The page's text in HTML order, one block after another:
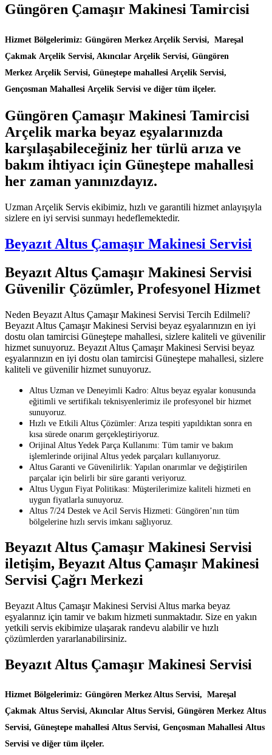
Güngören Çamaşır Makinesi Tamircisi
Hizmet Bölgelerimiz: Güngören Merkez Arçelik Servisi, Mareşal
Çakmak Arçelik Servisi, Akıncılar Arçelik Servisi, Güngören
Merkez Arçelik Servisi, Güneştepe mahallesi Arçelik Servisi,
Gençosman Mahallesi Arçelik Servisi ve diğer tüm ilçeler.
Güngören Çamaşır Makinesi Tamircisi
Arçelik marka beyaz eşyalarınızda
karşılaşabileceğiniz her türlü arıza ve
bakım ihtiyacı için Güneştepe mahallesi
her zaman yanınızdayız.
Uzman Arçelik Servis ekibimiz, hızlı ve garantili hizmet anlayışıyla
sizlere en iyi servisi sunmayı hedeflemektedir.
Beyazıt Altus Çamaşır Makinesi Servisi
Beyazıt Altus Çamaşır Makinesi Servisi
Güvenilir Çözümler, Profesyonel Hizmet
Neden Beyazıt Altus Çamaşır Makinesi Servisi Tercih Edilmeli?
Beyazıt Altus Çamaşır Makinesi Servisi beyaz eşyalarınızın en iyi
dostu olan tamircisi Güneştepe mahallesi, sizlere kaliteli ve güvenilir
hizmet sunuyoruz. Beyazıt Altus Çamaşır Makinesi Servisi beyaz
eşyalarınızın en iyi dostu olan tamircisi Güneştepe mahallesi, sizlere
kaliteli ve güvenilir hizmet sunuyoruz.
Altus Uzman ve Deneyimli Kadro: Altus beyaz eşyalar konusunda
eğitimli ve sertifikalı teknisyenlerimiz ile profesyonel bir hizmet
sunuyoruz.
Hızlı ve Etkili Altus Çözümler: Arıza tespiti yapıldıktan sonra en
kısa sürede onarım gerçekleştiriyoruz.
Orijinal Altus Yedek Parça Kullanımı: Tüm tamir ve bakım
işlemlerinde orijinal Altus yedek parçaları kullanıyoruz.
Altus Garanti ve Güvenilirlik: Yapılan onarımlar ve değiştirilen
parçalar için belirli bir süre garanti veriyoruz.
Altus Uygun Fiyat Politikası: Müşterilerimize kaliteli hizmeti en
uygun fiyatlarla sunuyoruz.
Altus 7/24 Destek ve Acil Servis Hizmeti: Güngören’nın tüm
bölgelerine hızlı servis imkanı sağlıyoruz.
Beyazıt Altus Çamaşır Makinesi Servisi
iletişim, Beyazıt Altus Çamaşır Makinesi
Servisi Çağrı Merkezi
Beyazıt Altus Çamaşır Makinesi Servisi Altus marka beyaz
eşyalarınız için tamir ve bakım hizmeti sunmaktadır. Size en yakın
yetkili servis ekibimize ulaşarak randevu alabilir ve hızlı
çözümlerden yararlanabilirsiniz.
Beyazıt Altus Çamaşır Makinesi Servisi
Hizmet Bölgelerimiz: Güngören Merkez Altus Servisi, Mareşal
Çakmak Altus Servisi, Akıncılar Altus Servisi, Güngören Merkez Altus
Servisi, Güneştepe mahallesi Altus Servisi, Gençosman Mahallesi Altus
Servisi ve diğer tüm ilçeler.